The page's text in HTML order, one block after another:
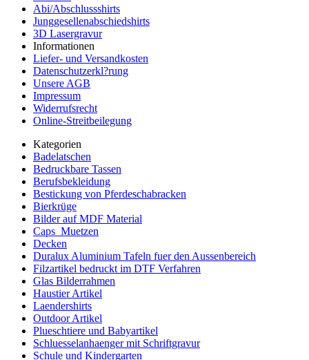
Abi/Abschlussshirts
Junggesellenabschiedshirts
3D Lasergravur
Informationen
Liefer- und Versandkosten
Datenschutzerkl?rung
Unsere AGB
Impressum
Widerrufsrecht
Online-Streitbeilegung
Kategorien
Badelatschen
Bedruckbare Tassen
Berufsbekleidung
Bestickung von Pferdeschabracken
Bierkrüge
Bilder auf MDF Material
Caps_Muetzen
Decken
Duralux Aluminium Tafeln fuer den Aussenbereich
Filzartikel bedruckt im DTF Verfahren
Glas Bilderrahmen
Haustier Artikel
Laendershirts
Outdoor Artikel
Plueschtiere und Babyartikel
Schluesselanhaenger mit Schriftgravur
Schule und Kindergarten